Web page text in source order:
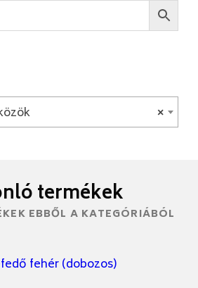
×
termékek
EBBŐL A KATEGÓRIÁBÓL